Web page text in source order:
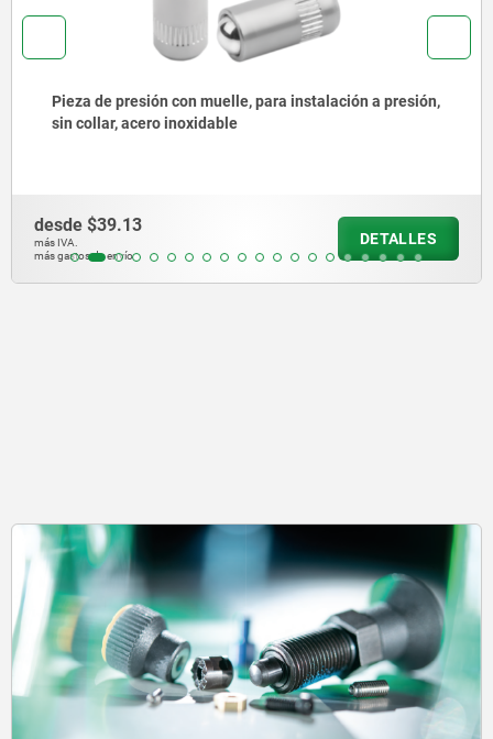
Pieza de presión con resorte, para montaje a
sin collar, acero
más gastos de envío